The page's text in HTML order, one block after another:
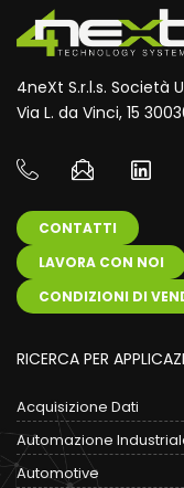
4neXt S.r.l.s. Società
Via L. da Vinci, 15
CONTATTI
LAVORA CON NOI
CONDIZIONI DI
RICERCA PER
Acquisizione Dati
Automazione
Automotive